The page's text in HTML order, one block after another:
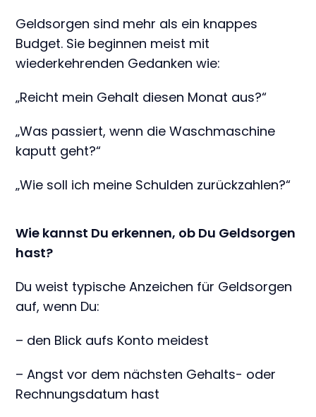
Geldsorgen sind mehr als ein knappes
Budget. Sie beginnen meist mit
wiederkehrenden Gedanken wie:
„Reicht mein Gehalt diesen Monat aus?“
„Was passiert, wenn die Waschmaschine
kaputt geht?“
„Wie soll ich meine Schulden zurückzahlen?“
Wie kannst Du erkennen, ob Du Geldsorgen
hast?
Du weist typische Anzeichen für Geldsorgen
auf, wenn Du:
– den Blick aufs Konto meidest
– Angst vor dem nächsten Gehalts- oder
Rechnungsdatum hast